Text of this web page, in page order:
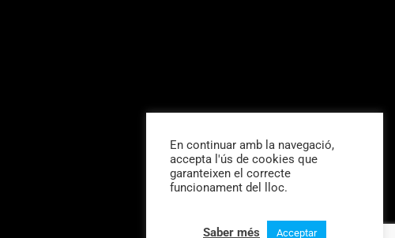
En continuar amb la navegació,
accepta l'ús de cookies que
garanteixen el correcte
funcionament del lloc.
Saber més Acceptar